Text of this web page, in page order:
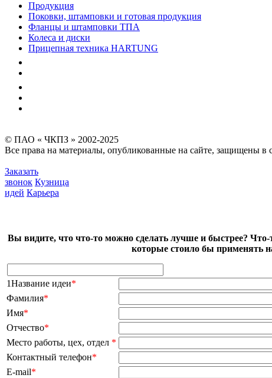
Продукция
Поковки, штамповки и готовая продукция
Фланцы и штамповки ТПА
Колеса и диски
Прицепная техника HARTUNG
© ПАО « ЧКПЗ » 2002-2025
Все права на материалы, опубликованные на сайте, защищены в
Заказать
звонок Кузница
идей Карьера
Вы видите, что что-то можно сделать лучше и быстрее?
которые стоило бы применять
1Название идеи*
Фамилия*
Имя*
Отчество*
Место работы, цех, отдел *
Контактный телефон*
E-mail*